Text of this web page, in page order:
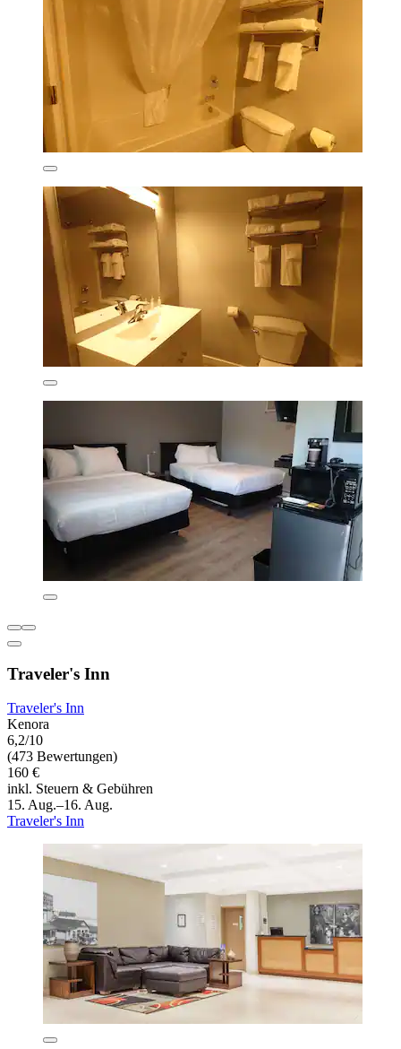
Traveler's Inn
Traveler's Inn
Kenora
6,2/10
(473 Bewertungen)
160 €
inkl. Steuern & Gebühren
15. Aug.–16. Aug.
Traveler's Inn